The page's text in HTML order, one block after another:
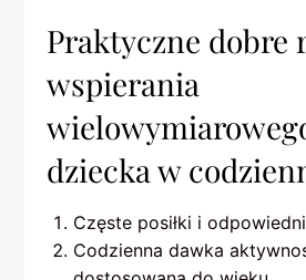
Praktyczne dobre
wspierania
dziecka w
Częste posiłki i
Codzienna dawka